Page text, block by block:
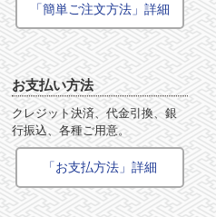
「簡単ご注文方法」詳細
お支払い方法
クレジット決済、代金引換、銀
行振込、各種ご用意。
「お支払方法」詳細